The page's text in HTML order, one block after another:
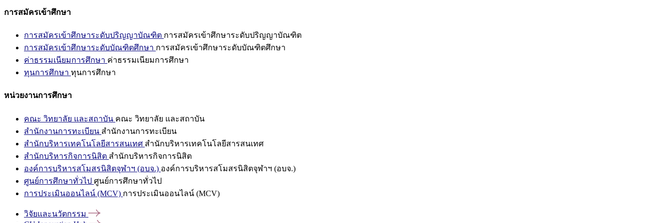
การสมัครเข้าศึกษา
การสมัครเข้าศึกษาระดับปริญญาบัณฑิต การสมัครเข้าศึกษาระดับปริญญาบัณฑิต
การสมัครเข้าศึกษาระดับบัณฑิตศึกษา การสมัครเข้าศึกษาระดับบัณฑิตศึกษา
ค่าธรรมเนียมการศึกษา ค่าธรรมเนียมการศึกษา
ทุนการศึกษา ทุนการศึกษา
หน่วยงานการศึกษา
คณะ วิทยาลัย และสถาบัน คณะ วิทยาลัย และสถาบัน
สำนักงานการทะเบียน สำนักงานการทะเบียน
สำนักบริหารเทคโนโลยีสารสนเทศ สำนักบริหารเทคโนโลยีสารสนเทศ
สำนักบริหารกิจการนิสิต สำนักบริหารกิจการนิสิต
องค์การบริหารสโมสรนิสิตจุฬาฯ (อบจ.) องค์การบริหารสโมสรนิสิตจุฬาฯ (อบจ.)
ศูนย์การศึกษาทั่วไป ศูนย์การศึกษาทั่วไป
การประเมินออนไลน์ (MCV) การประเมินออนไลน์ (MCV)
วิจัยและนวัตกรรม